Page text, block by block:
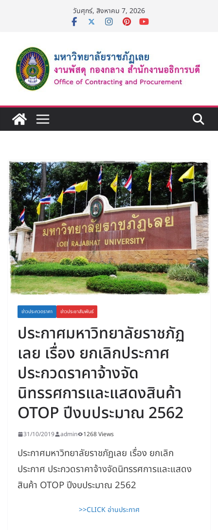
วันศุกร์, สิงหาคม 7, 2026
ข่าวประกวดราคา ข่าวประชาสัมพันธ์
ประกาศมหาวิทยาลัยราชภัฏ
เลย เรื่อง ยกเลิกประกาศ
ประกวดราคาจ้างจัด
นิทรรศการและแสดงสินค้า
OTOP ปีงบประมาณ 2562
31/10/2019 admin 1268 Views
ประกาศมหาวิทยาลัยราชภัฏเลย เรื่อง ยกเลิก
ประกาศ ประกวดราคาจ้างจัดนิทรรศการและแสดง
สินค้า OTOP ปีงบประมาณ 2562
>>CLICK อ่านประกาศ